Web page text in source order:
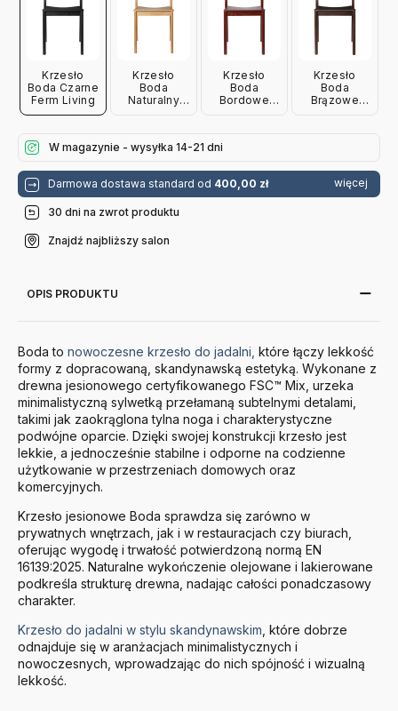
Krzesło
Boda Czarne
Ferm Living
Krzesło
Boda
Naturalny
Krzesło
Boda
Bordowe
Krzesło
Boda
Brązowe
W magazynie - wysyłka 14-21 dni
Darmowa dostawa standard od 400,00 zł więcej
30 dni na zwrot produktu
Znajdź najbliższy salon
OPIS PRODUKTU
Boda to nowoczesne krzesło do jadalni, które łączy lekkość
formy z dopracowaną, skandynawską estetyką. Wykonane z
drewna jesionowego certyfikowanego FSC™ Mix, urzeka
minimalistyczną sylwetką przełamaną subtelnymi detalami,
takimi jak zaokrąglona tylna noga i charakterystyczne
podwójne oparcie. Dzięki swojej konstrukcji krzesło jest
lekkie, a jednocześnie stabilne i odporne na codzienne
użytkowanie w przestrzeniach domowych oraz
komercyjnych.
Krzesło jesionowe Boda sprawdza się zarówno w
prywatnych wnętrzach, jak i w restauracjach czy biurach,
oferując wygodę i trwałość potwierdzoną normą EN
16139:2025. Naturalne wykończenie olejowane i lakierowane
podkreśla strukturę drewna, nadając całości ponadczasowy
charakter.
Krzesło do jadalni w stylu skandynawskim , które dobrze
odnajduje się w aranżacjach minimalistycznych i
nowoczesnych, wprowadzając do nich spójność i wizualną
lekkość.